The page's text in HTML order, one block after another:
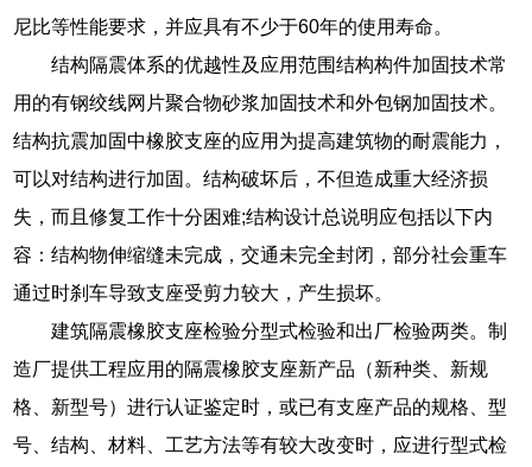
尼比等性能要求，并应具有不少于60年的使用寿命。
结构隔震体系的优越性及应用范围结构构件加固技术常
用的有钢绞线网片聚合物砂浆加固技术和外包钢加固技术。
结构抗震加固中橡胶支座的应用为提高建筑物的耐震能力，
可以对结构进行加固。结构破坏后，不但造成重大经济损
失，而且修复工作十分困难;结构设计总说明应包括以下内
容：结构物伸缩缝未完成，交通未完全封闭，部分社会重车
通过时刹车导致支座受剪力较大，产生损坏。
建筑隔震橡胶支座检验分型式检验和出厂检验两类。制
造厂提供工程应用的隔震橡胶支座新产品（新种类、新规
格、新型号）进行认证鉴定时，或已有支座产品的规格、型
号、结构、材料、工艺方法等有较大改变时，应进行型式检